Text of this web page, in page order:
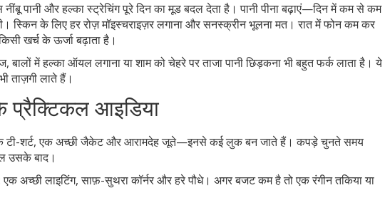
पानी और हल्का स्ट्रेचिंग पूरे दिन का मूड बदल देता है। पानी पीना बढ़ाएं—दिन में कम से कम
स्किन के लिए हर रोज़ मॉइस्चराइज़र लगाना और सनस्क्रीन भूलना मत। रात में फोन कम कर
खर्च के ऊर्जा बढ़ाता है।
में हल्का ऑयल लगाना या शाम को चेहरे पर ताजा पानी छिड़कना भी बहुत फर्क लाता है। ये
ताज़गी लाते हैं।
प्रैक्टिकल आइडिया
टी-शर्ट, एक अच्छी जैकेट और आरामदेह जूते—इनसे कई लुक बन जाते हैं। कपड़े चुनते समय
उसके बाद।
अच्छी लाइटिंग, साफ़-सुथरा कॉर्नर और हरे पौधे। अगर बजट कम है तो एक रंगीन तकिया या